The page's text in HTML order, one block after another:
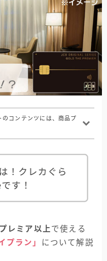
コンテンツには、商品プ
レミア以上 で使える
プラン」
について解説